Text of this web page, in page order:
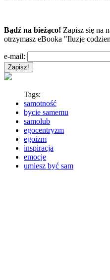
Bądź na bieżąco! Zapisz się na
otrzymasz eBooka "Iluzje
e-mail:
Tags:
samotność
bycie samemu
samolub
egocentryzm
egoizm
inspiracja
emocje
umiesz być sam